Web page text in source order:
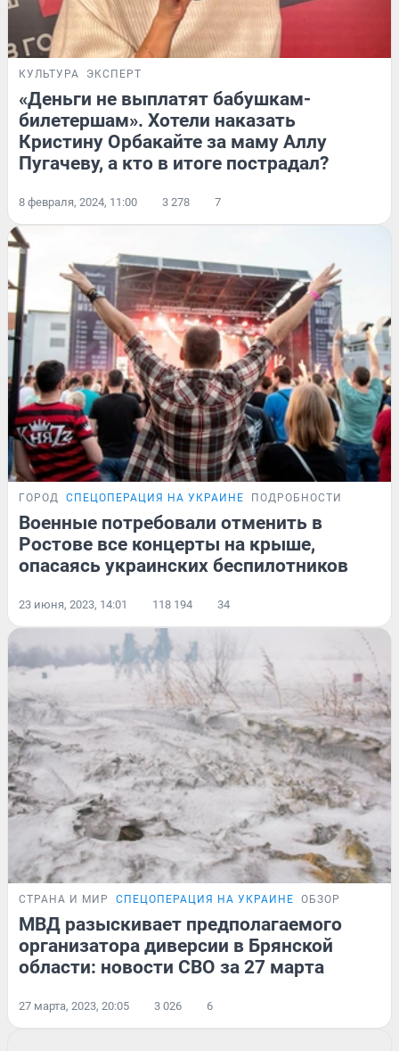
КУЛЬТУРА ЭКСПЕРТ
«Деньги не выплатят бабушкам-
билетершам». Хотели наказать
Кристину Орбакайте за маму Аллу
Пугачеву, а кто в итоге пострадал?
8 февраля, 2024, 11:00 3 278 7
ГОРОД СПЕЦОПЕРАЦИЯ НА УКРАИНЕ ПОДРОБНОСТИ
Военные потребовали отменить в
Ростове все концерты на крыше,
опасаясь украинских беспилотников
23 июня, 2023, 14:01 118 194 34
СТРАНА И МИР СПЕЦОПЕРАЦИЯ НА УКРАИНЕ ОБЗОР
МВД разыскивает предполагаемого
организатора диверсии в Брянской
области: новости СВО за 27 марта
27 марта, 2023, 20:05 3 026 6